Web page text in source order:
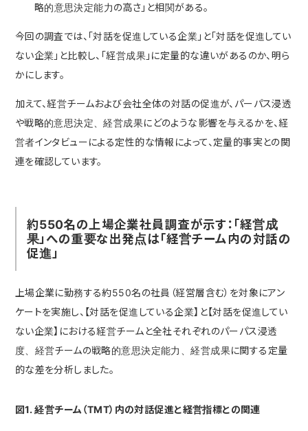
略的意思決定能力の高さ」と相関がある。
今回の調査では、「対話を促進している企業」と「対話を促進してい
ない企業」と比較し、「経営成果」に定量的な違いがあるのか、明ら
かにします。
加えて、経営チームおよび会社全体の対話の促進が、パーパス浸透
や戦略的意思決定、経営成果にどのような影響を与えるかを、経
営者インタビューによる定性的な情報によって、定量的事実との関
連を確認しています。
約550名の上場企業社員調査が示す：「経営成
果」への重要な出発点は「経営チーム内の対話の
促進」
上場企業に勤務する約550名の社員（経営層含む）を対象にアン
ケートを実施し、【対話を促進している企業】と【対話を促進してい
ない企業】における経営チームと全社それぞれのパーパス浸透
度、経営チームの戦略的意思決定能力、経営成果に関する定量
的な差を分析しました。
図1. 経営チーム（TMT）内の対話促進と経営指標との関連